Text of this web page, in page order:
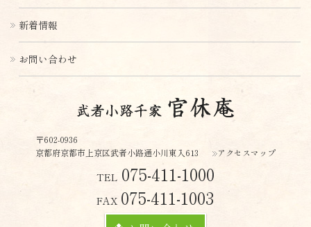
〒602-0936
京都府京都市上京区武者小路通小川東入613
アクセスマップ
TEL 075-411-1000
FAX 075-411-1003
新着情報
お問い合わせ